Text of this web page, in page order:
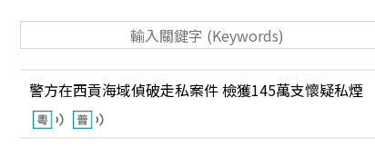
警方在西貢海域偵破走私案件 檢獲145萬支懷疑私煙